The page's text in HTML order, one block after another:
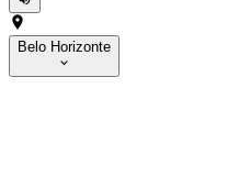
Belo Horizonte